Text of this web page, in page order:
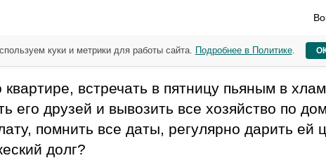
встречать в пятницу пьяным в
его друзей и вывозить все хозяйство по
помнить все даты, регулярно дарить ей
долг?
куки и метрики для работы сайта. Подробнее в Политике.